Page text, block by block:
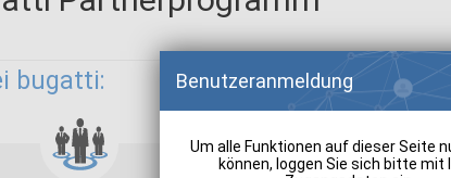
bugatti: Benutzeranmeldung
Um alle Funktionen auf dieser Seite
können, loggen Sie sich bitte mit